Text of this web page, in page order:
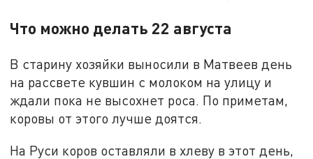
Что можно делать 22 августа
В старину хозяйки выносили в Матвеев день
на рассвете кувшин с молоком на улицу и
ждали пока не высохнет роса. По приметам,
коровы от этого лучше доятся.
На Руси коров оставляли в хлеву в этот день,